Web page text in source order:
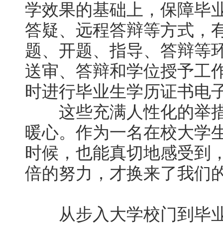
学效果的基础上，保障毕
答疑、远程答辩等方式，
题、开题、指导、答辩等
送审、答辩和学位授予工
时进行毕业生学历证书电
这些充满人性化的举措
暖心。作为一名在校大学
时候，也能真切地感受到
倍的努力，才换来了我们
从步入大学校门到毕业